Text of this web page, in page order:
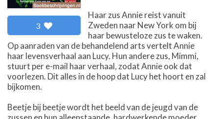
3
Haar zus Annie reist vanuit
Zweden naar New York om bij
haar bewusteloze zus te waken.
Op aanraden van de behandelend arts vertelt Annie
haar levensverhaal aan Lucy. Hun andere zus, Mimmi,
stuurt per e-mail haar verhaal, zodat Annie ook dat
voorlezen. Dit alles in de hoop dat Lucy het hoort en zal
bijkomen.
Beetje bij beetje wordt het beeld van de jeugd van de